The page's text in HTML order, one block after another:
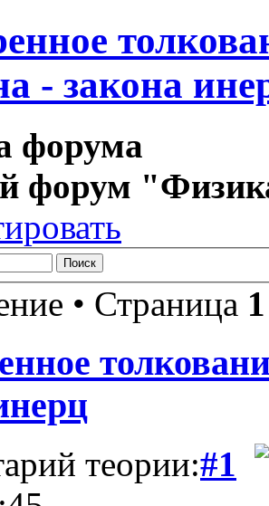
- закона
форума
форум
• Страница 1
теории:#1